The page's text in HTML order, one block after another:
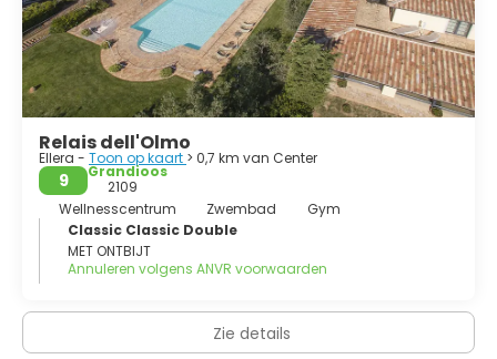
Relais dell'Olmo
Ellera - Toon op kaart > 0,7 km van Center
9
Grandioos
2109
Wellnesscentrum
Zwembad
Gym
Classic Classic Double
MET ONTBIJT
Annuleren volgens ANVR voorwaarden
Zie details